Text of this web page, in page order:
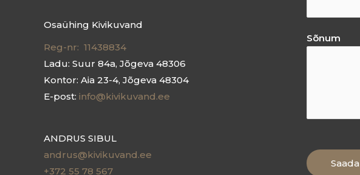
Osaühing Kivikuvand
Reg-nr: 11438834
Ladu: Suur 84a, Jõgeva 48306
Kontor: Aia 23-4, Jõgeva 48304
E-post: info@kivikuvand.ee
ANDRUS SIBUL
andrus@kivikuvand.ee
+372 55 78 567
Sõnum
Saada